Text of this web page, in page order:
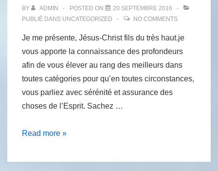
BY ADMIN POSTED ON
20 SEPTEMBRE 2016
PUBLIÉ DANS UNCATEGORIZED NO COMMENTS
Je me présente, Jésus-Christ fils du très haut.je
vous apporte la connaissance des profondeurs
afin de vous élever au rang des meilleurs dans
toutes catégories pour qu’en toutes circonstances,
vous parliez avec sérénité et assurance des
choses de l’Esprit. Sachez …
LE
AUTHENTIQUE
Read more »